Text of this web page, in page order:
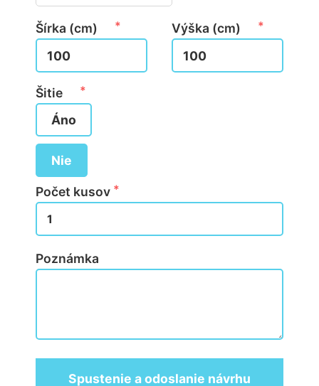
Šírka (cm) Výška (cm)
Šitie
Áno
Nie
Počet kusov
Poznámka
Spustenie a odoslanie návrhu